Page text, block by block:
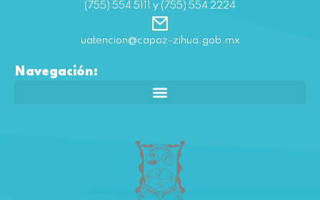
(755) 554 5111 y (755) 554 2224
uatencion@capaz-zihua.gob.mx
Navegación: